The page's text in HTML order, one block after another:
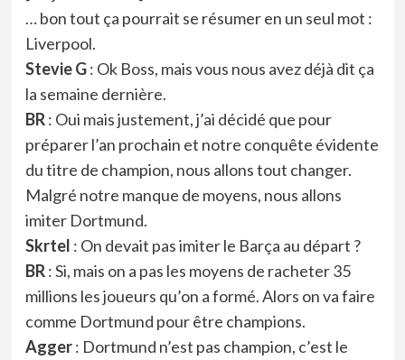
… bon tout ça pourrait se résumer en un seul mot :
Liverpool.
Stevie G: Ok Boss, mais vous nous avez déjà dit ça
la semaine dernière.
BR: Oui mais justement, j’ai décidé que pour
préparer l’an prochain et notre conquête évidente
du titre de champion, nous allons tout changer.
Malgré notre manque de moyens, nous allons
imiter Dortmund.
Skrtel : On devait pas imiter le Barça au départ ?
BR: Si, mais on a pas les moyens de racheter 35
millions les joueurs qu’on a formé. Alors on va faire
comme Dortmund pour être champions.
Agger: Dortmund n’est pas champion, c’est le